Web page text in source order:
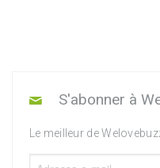
S'abonner à
Le meilleur de